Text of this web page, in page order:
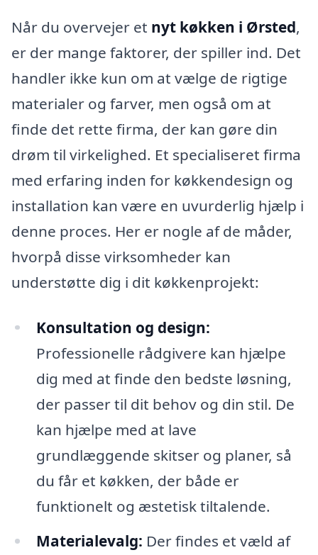
Når du overvejer et nyt køkken i Ørsted,
er der mange faktorer, der spiller ind. Det
handler ikke kun om at vælge de rigtige
materialer og farver, men også om at
finde det rette firma, der kan gøre din
drøm til virkelighed. Et specialiseret firma
med erfaring inden for køkkendesign og
installation kan være en uvurderlig hjælp i
denne proces. Her er nogle af de måder,
hvorpå disse virksomheder kan
understøtte dig i dit køkkenprojekt:
Konsultation og design:
Professionelle rådgivere kan hjælpe
dig med at finde den bedste løsning,
der passer til dit behov og din stil. De
kan hjælpe med at lave
grundlæggende skitser og planer, så
du får et køkken, der både er
funktionelt og æstetisk tiltalende.
Materialevalg: Der findes et væld af